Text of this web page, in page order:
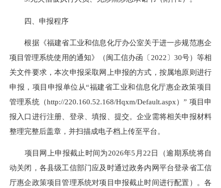
四、申报程序
根据《福建省工业和信息化厅办公室关于进一步规范惠企
项目管理系统使用的通知》（闽工信办函〔2022〕30号）等相
关文件要求，本次申报采取网上申报的方式，按属地原则进行
申报，项目申报单位从“福建省工业和信息化厅惠企政策项目
管理系统（http://220.160.52.168/Hqxm/Default.aspx）” 项目申
报入口进行注册、登录、填报、提交。企业需将相关申报材料
整理完整后盖章，并扫描成电子档上传至平台。
项目网上申报截止时间为2026年5月22日（逾期系统将自
动关闭，各县级工信部门应及时通过政务内网平台登录省工信
厅惠企政策项目管理系统对项目申报截止时间进行配置）。各